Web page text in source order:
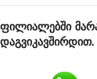
ფილიალებში
დაგვიკავშირდით.